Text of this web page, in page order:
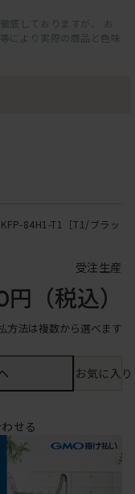
底しておりますが、 お
により実際の商品と色味
84H1-T1［T1/ブラッ
受注生産
円 （税込）
方法は複数から選べます
お気に入
せる